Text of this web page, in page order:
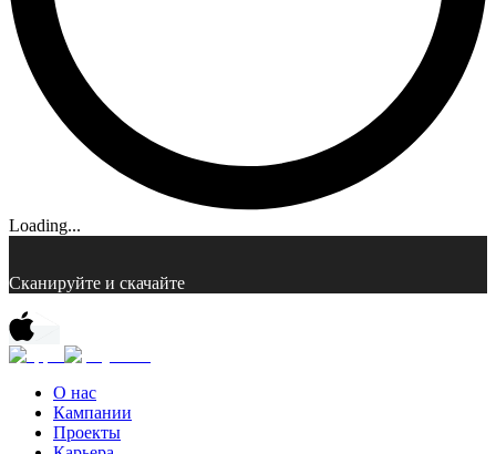
Loading...
Сканируйте и скачайте
О нас
Кампании
Проекты